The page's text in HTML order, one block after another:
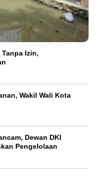
Izin,
Wakil Wali Kota
Dewan DKI
Pengelolaan